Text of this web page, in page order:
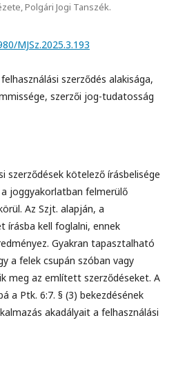
Polgári Jogi Tanszék.
MJSz.2025.3.193
szerződés alakisága,
szerzői jog-tudatosság
szerződések kötelező írásbelisége
joggyakorlatban felmerülő
Az Szjt. alapján, a
írásba kell foglalni, ennek
Gyakran tapasztalható
a felek csupán szóban vagy
meg az említett szerződéseket. A
a Ptk. 6:7. § (3) bekezdésének
akadályait a felhasználási